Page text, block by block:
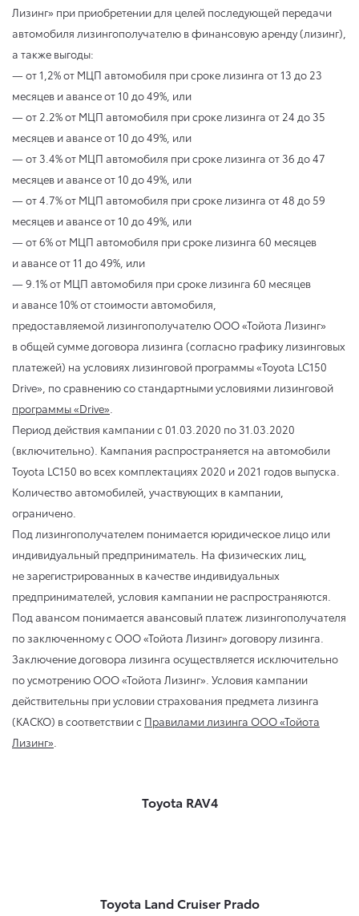
Лизинг» при приобретении для целей последующей передачи
автомобиля лизингополучателю в финансовую аренду (лизинг),
а также выгоды:
— от 1,2% от МЦП автомобиля при сроке лизинга от 13 до 23
месяцев и авансе от 10 до 49%, или
— от 2.2% от МЦП автомобиля при сроке лизинга от 24 до 35
месяцев и авансе от 10 до 49%, или
— от 3.4% от МЦП автомобиля при сроке лизинга от 36 до 47
месяцев и авансе от 10 до 49%, или
— от 4.7% от МЦП автомобиля при сроке лизинга от 48 до 59
месяцев и авансе от 10 до 49%, или
— от 6% от МЦП автомобиля при сроке лизинга 60 месяцев
и авансе от 11 до 49%, или
— 9.1% от МЦП автомобиля при сроке лизинга 60 месяцев
и авансе 10% от стоимости автомобиля,
предоставляемой лизингополучателю ООО «Тойота Лизинг»
в общей сумме договора лизинга (согласно графику лизинговых
платежей) на условиях лизинговой программы «Toyota LC150
Drive», по сравнению со стандартными условиями лизинговой
программы «Drive»
Период действия кампаниис 01.03.2020 по 31.03.2020
(включительно). Кампания распространяется на автомобили
Toyota LC150 во всех комплектациях 2020 и 2021 годов выпуска.
Количество автомобилей, участвующих в кампании,
ограничено.
Под лизингополучателем понимается юридическое лицо или
индивидуальный предприниматель. На физических лиц,
не зарегистрированных в качестве индивидуальных
предпринимателей, условия кампании не распространяются.
Под авансом понимается авансовый платеж лизингополучателя
по заключенному с ООО «Тойота Лизинг» договору лизинга.
Заключение договора лизинга осуществляется исключительно
по усмотрению ООО «Тойота Лизинг». Условия кампании
действительны при условии страхования предмета лизинга
(КАСКО) в соответствии с Правилами лизинга ООО «Тойота
Лизинг»
Toyota RAV4
Toyota Land Cruiser Prado